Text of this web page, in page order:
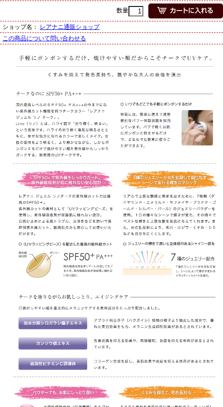
数量
ショップ名： レアナニ通販ショップ
この商品について問い合わせる